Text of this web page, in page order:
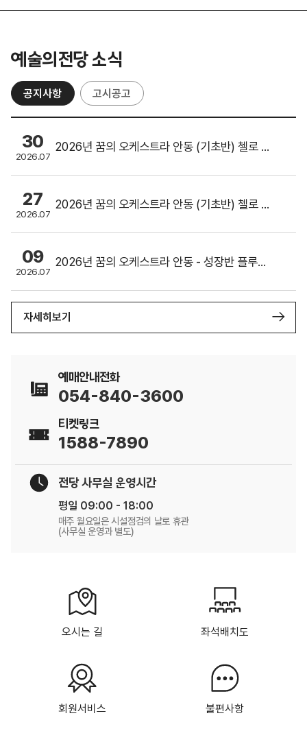
예술의전당 소식
공지사항 고시공고
30
2026.07
2026년 꿈의 오케스트라 안동 (기초반) 첼로 강사 최종 합격자 발표
27
2026.07
2026년 꿈의 오케스트라 안동 (기초반) 첼로 강사 1차 서류합격자 및 면접 일정 안내
09
2026.07
2026년 꿈의 오케스트라 안동 - 성장반 플루트 강사 채용 최종 합격자 발표
자세히보기
예매안내전화
054-840-3600
티켓링크
1588-7890
전당 사무실 운영시간
평일 09:00 - 18:00
매주 월요일은 시설점검의 날로 휴관
(사무실 운영과 별도)
오시는 길 좌석배치도
회원서비스 불편사항